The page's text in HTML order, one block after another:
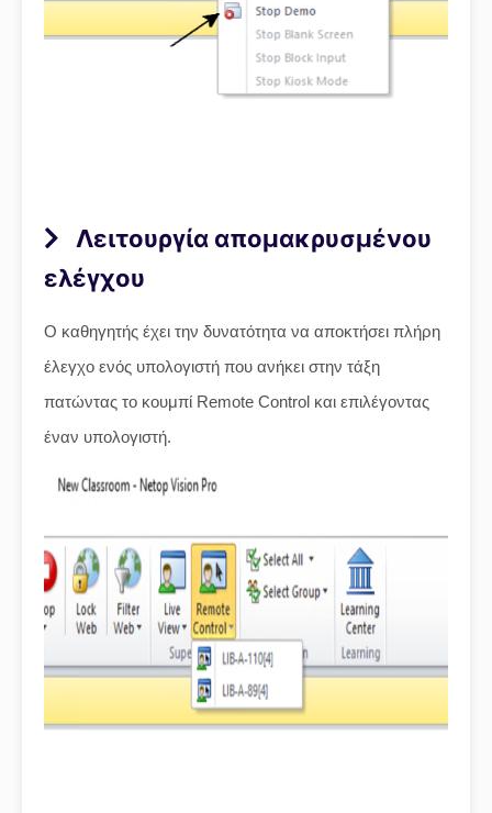
Λειτουργία απομακρυσμένου
ελέγχου
Ο καθηγητής έχει την δυνατότητα να αποκτήσει πλήρη
έλεγχο ενός υπολογιστή που ανήκει στην τάξη
πατώντας το κουμπί Remote Control και επιλέγοντας
έναν υπολογιστή.